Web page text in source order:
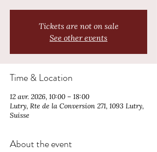
Tickets are not on sale
See other events
Time & Location
12 avr. 2026, 10:00 – 18:00
Lutry, Rte de la Conversion 271, 1093 Lutry,
Suisse
About the event